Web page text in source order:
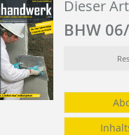
Dieser
BHW